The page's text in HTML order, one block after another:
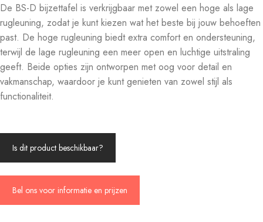
De BS-D bijzettafel is verkrijgbaar met zowel een hoge als lage
rugleuning, zodat je kunt kiezen wat het beste bij jouw behoeften
past. De hoge rugleuning biedt extra comfort en ondersteuning,
terwijl de lage rugleuning een meer open en luchtige uitstraling
geeft. Beide opties zijn ontworpen met oog voor detail en
vakmanschap, waardoor je kunt genieten van zowel stijl als
functionaliteit.
Is dit product beschikbaar?
Bel ons voor informatie en prijzen